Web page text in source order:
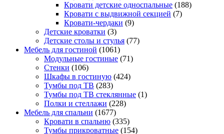
Кровати детские односпальные (188)
Кровати с выдвижной секцией (7)
Кровати-чердаки (9)
Детские кроватки (3)
Детские столы и стулья (77)
Мебель для гостиной (1061)
Модульные гостиные (71)
Стенки (106)
Шкафы в гостиную (424)
Тумбы под ТВ (283)
Тумбы под ТВ стеклянные (1)
Полки и стеллажи (228)
Мебель для спальни (1677)
Кровати в спальню (335)
Тумбы прикроватные (154)